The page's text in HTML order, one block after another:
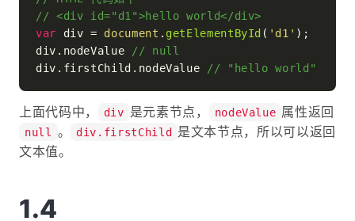
// <div id="d1">hello world</div>
var div = document . getElementById ( 'd1' );
div. nodeValue
// null
div. firstChild . nodeValue // "hello world"
上面代码中， div 是元素节点， nodeValue 属性返回
null 。 div.firstChild
是文本节点，所以可以返回
文本值。